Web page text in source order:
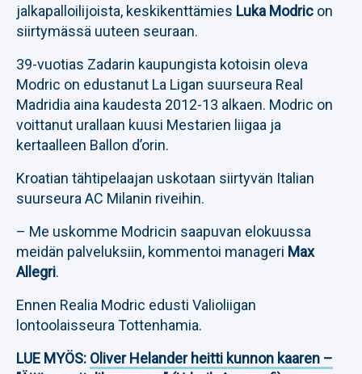
jalkapalloilijoista, keskikenttämies Luka Modric on
siirtymässä uuteen seuraan.
39-vuotias Zadarin kaupungista kotoisin oleva
Modric on edustanut La Ligan suurseura Real
Madridia aina kaudesta 2012-13 alkaen. Modric on
voittanut urallaan kuusi Mestarien liigaa ja
kertaalleen Ballon d’orin.
Kroatian tähtipelaajan uskotaan siirtyvän Italian
suurseura AC Milanin riveihin.
– Me uskomme Modricin saapuvan elokuussa
meidän palveluksiin, kommentoi manageri Max
Allegri.
Ennen Realia Modric edusti Valioliigan
lontoolaisseura Tottenhamia.
LUE MYÖS: Oliver Helander heitti kunnon kaaren –